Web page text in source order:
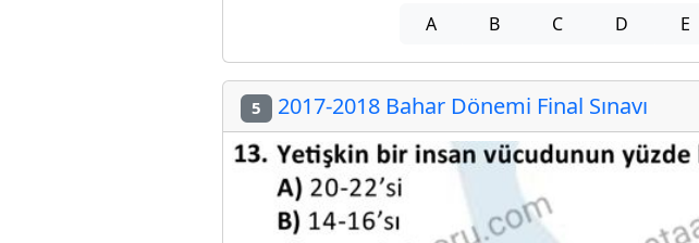
A B C D E
5 2017-2018 Bahar Dönemi Final Sınavı